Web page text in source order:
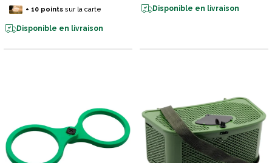
+ 10pointssur la carte
Disponible en livraison
Disponible en livraison